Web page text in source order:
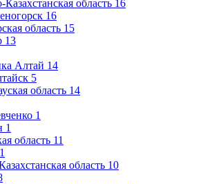
область 16
16
область 15
13
Алтай 14
5
область 14
1
1
область 11
область 10